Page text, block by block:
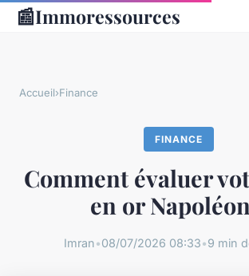
📰Immoressources
Accueil›Finance
FINANCE
Comment évaluer
en or
Imran•08/07/2026 08:33•9 min